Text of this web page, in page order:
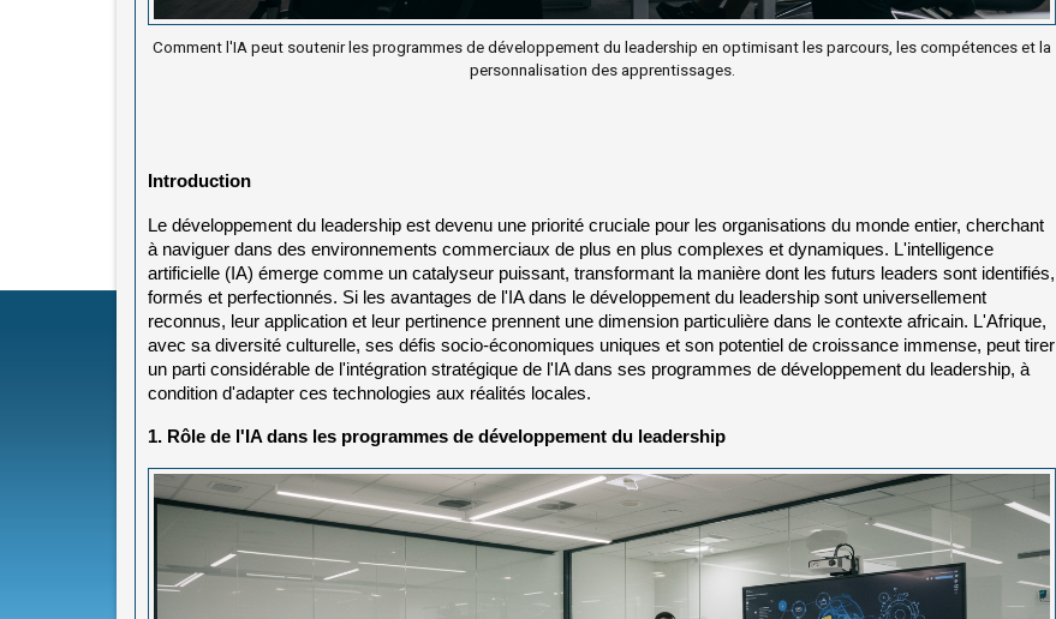
Comment l'IA peut soutenir les programmes de développement du leadership en optimisant les parcours, les compétences et la
personnalisation des apprentissages.
Introduction
Le développement du leadership est devenu une priorité cruciale pour les organisations du monde entier, cherchant
à naviguer dans des environnements commerciaux de plus en plus complexes et dynamiques. L'intelligence
artificielle (IA) émerge comme un catalyseur puissant, transformant la manière dont les futurs leaders sont identifiés,
formés et perfectionnés. Si les avantages de l'IA dans le développement du leadership sont universellement
reconnus, leur application et leur pertinence prennent une dimension particulière dans le contexte africain. L'Afrique,
avec sa diversité culturelle, ses défis socio-économiques uniques et son potentiel de croissance immense, peut tirer
un parti considérable de l'intégration stratégique de l'IA dans ses programmes de développement du leadership, à
condition d'adapter ces technologies aux réalités locales.
1. Rôle de l'IA dans les programmes de développement du leadership